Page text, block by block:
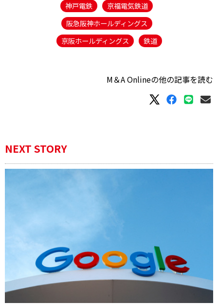
神戸電鉄
京福電気鉄道
阪急阪神ホールディングス
京阪ホールディングス
鉄道
M＆A Onlineの他の記事を読む
NEXT STORY